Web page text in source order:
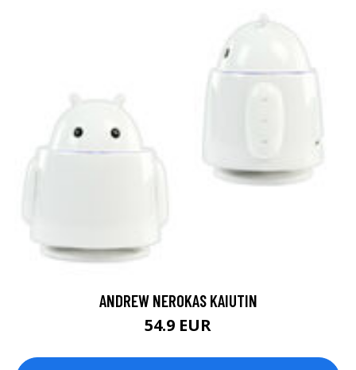
ANDREW NEROKAS KAIUTIN
54.9 EUR